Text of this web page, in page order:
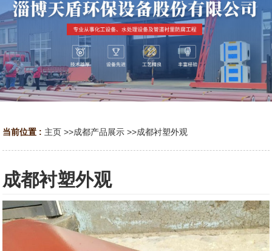
当前位置 : 主页 >>成都产品展示 >>成都衬塑外观
成都衬塑外观